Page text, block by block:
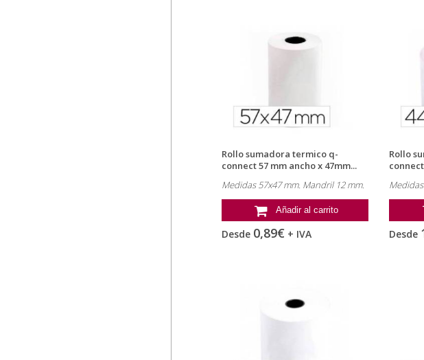
Rollo sumadora termico q-
connect 57 mm ancho x 47mm...
Medidas 57x47 mm. Mandril 12 mm.
Añadir al carrito
Desde 0,89€ + IVA
Rollo
Desde